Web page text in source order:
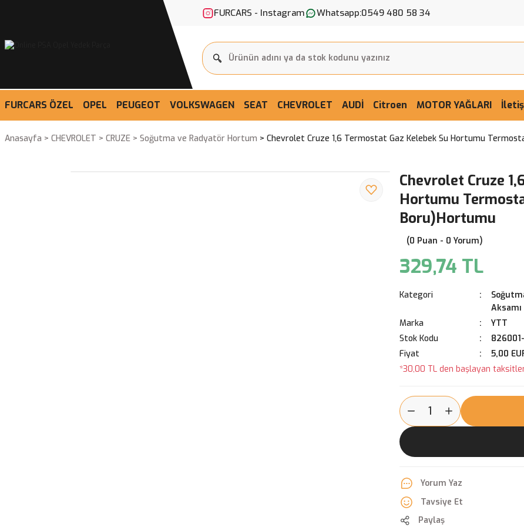
FURCARS - Instagram Whatsapp:0549 480 58 34
FURCARS ÖZEL OPEL PEUGEOT VOLKSWAGEN SEAT CHEVROLET AUDİ Citroen MOTOR YAĞLARI
Anasayfa CHEVROLET CRUZE Soğutma ve Radyatör Hortum Chevrolet Cruze 1,6 Termostat Gaz Kelebek Su Hortumu
Chevrolet Cruze
Hortumu
Boru)Hortumu
(0 Puan - 0 Yorum)
329,74 TL
Kategori
Aksamı
Marka
YTT
Stok Kodu
Fiyat
5,00
*30,00 TL den başlayan
Yorum Yaz
Tavsiye Et
Paylaş